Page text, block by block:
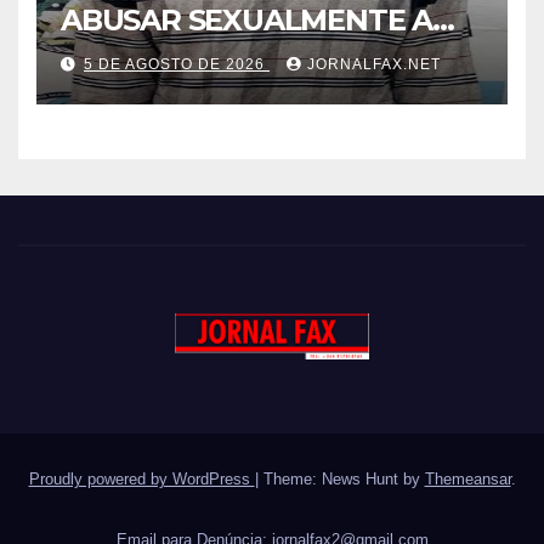
ABUSAR SEXUALMENTE A
CUNHADA MENOR DE IDADE
5 DE AGOSTO DE 2026 JORNALFAX.NET
Proudly powered by WordPress | Theme: News Hunt by Themeansar.
Email para Denúncia: jornalfax2@gmail.com